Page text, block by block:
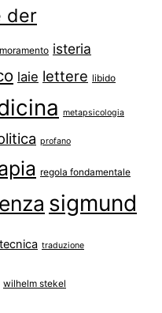
der
isteria
laie lettere libido
metapsicologia
profano
regola fondamentale
sigmund
tecnica traduzione
wilhelm stekel